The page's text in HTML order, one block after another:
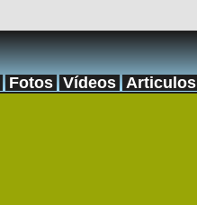
Fotos Vídeos Articulos